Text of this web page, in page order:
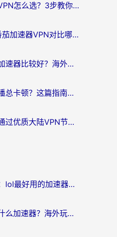
从墨西哥回国内的VPN怎么选？3步教你无缝刷剧、玩国服游戏
ChickCN VPN和番茄加速器VPN对比哪个回国效果更好？海外党亲测后的真实答案
在国外用什么网络加速器比较好？海外党亲测：从痛点到解决方案的全攻略
海外看国内电视直播总卡顿？这篇指南教你选对回国加速器，无缝追剧不发愁
海外党必看：如何通过优质大陆VPN节点无缝访问国内资源？
留学生海外党必看：lol最好用的加速器怎么选？附一梦江湖、神鬼传奇加速攻略
境外玩鸿图之下用什么加速器？海外玩家必看的国服游戏加速全攻略